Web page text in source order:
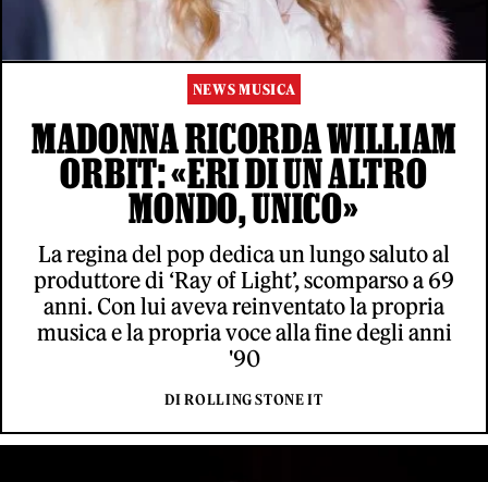
NEWS MUSICA
MADONNA RICORDA WILLIAM
ORBIT: «ERI DI UN ALTRO
MONDO, UNICO»
La regina del pop dedica un lungo saluto al
produttore di ‘Ray of Light’, scomparso a 69
anni. Con lui aveva reinventato la propria
musica e la propria voce alla fine degli anni
'90
DI ROLLING STONE IT